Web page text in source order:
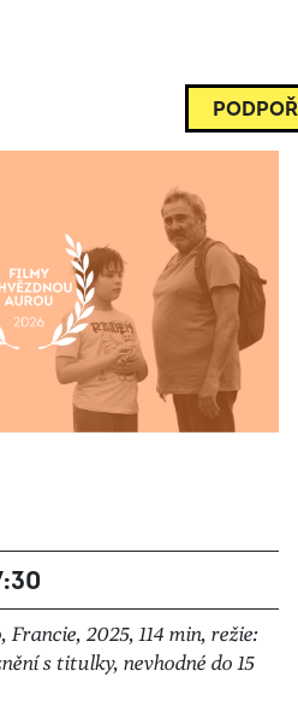
2025, 114 min, režie:
s titulky, nevhodné do 15